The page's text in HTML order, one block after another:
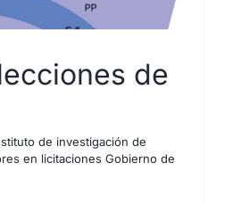
de
de investigación de
en licitaciones Gobierno de